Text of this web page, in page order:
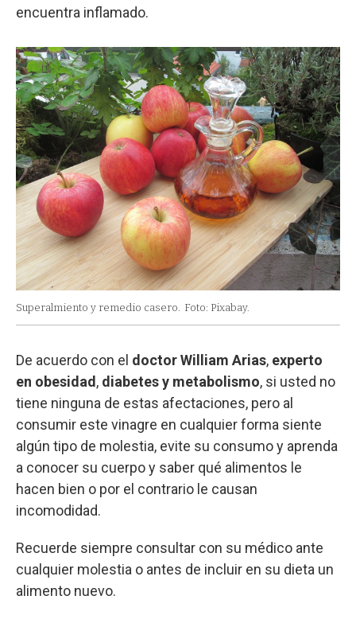
encuentra inflamado.
Superalmiento y remedio casero. Foto: Pixabay.
De acuerdo con el doctor William Arias, experto
en obesidad, diabetes y metabolismo, si usted no
tiene ninguna de estas afectaciones, pero al
consumir este vinagre en cualquier forma siente
algún tipo de molestia, evite su consumo y aprenda
a conocer su cuerpo y saber qué alimentos le
hacen bien o por el contrario le causan
incomodidad.
Recuerde siempre consultar con su médico ante
cualquier molestia o antes de incluir en su dieta un
alimento nuevo.